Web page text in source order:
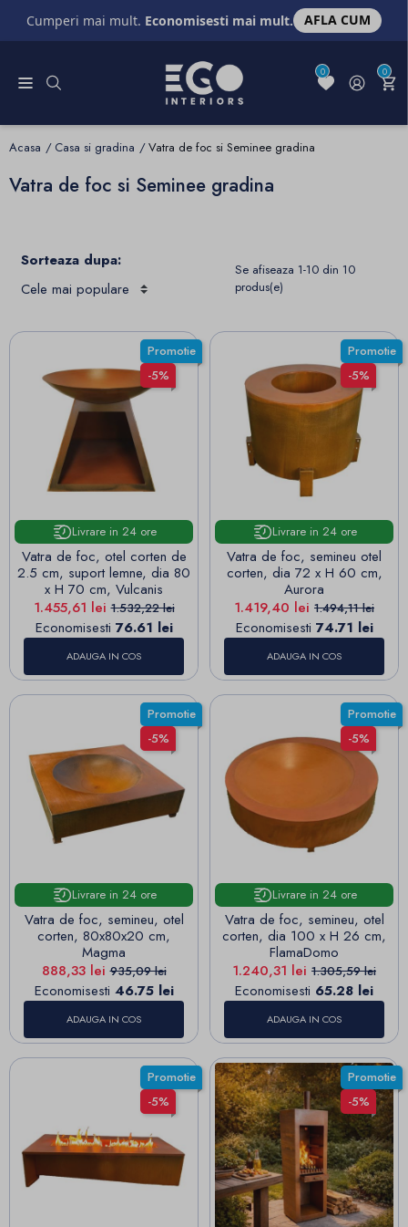
Cumperi mai mult. Economisesti mai mult. AFLA CUM
0 0
Acasa Casa si gradina Vatra de foc si Seminee gradina
Vatra de foc si Seminee gradina
Sorteaza dupa:
Se afiseaza 1-10 din 10
produs(e)
Promotie
-5%
Livrare in 24 ore
Vatra de foc, otel corten de
2.5 cm, suport lemne, dia 80
x H 70 cm, Vulcanis
Pret
1.455,61 leiPret de baza
1.532,22 lei
Economisesti 76.61 lei
ADAUGA IN COS
Promotie
-5%
Livrare in 24 ore
Vatra de foc, semineu otel
corten, dia 72 x H 60 cm,
Aurora
Pret
1.419,40 lei Pret de baza
1.494,11 lei
Economisesti 74.71 lei
ADAUGA IN COS
Promotie
-5%
Livrare in 24 ore
Vatra de foc, semineu, otel
corten, 80x80x20 cm,
Magma
Pret
888,33 leiPret de baza
935,09 lei
Economisesti 46.75 lei
ADAUGA IN COS
Promotie
-5%
Livrare in 24 ore
Vatra de foc, semineu, otel
corten, dia 100 x H 26 cm,
FlamaDomo
Pret
1.240,31 lei Pret de baza
1.305,59 lei
Economisesti 65.28 lei
ADAUGA IN COS
Promotie
-5%
Promotie
-5%